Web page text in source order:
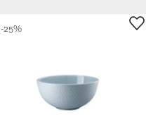
-25%